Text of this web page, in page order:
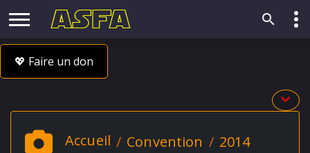
💖 Faire un don
Accueil Convention
2014